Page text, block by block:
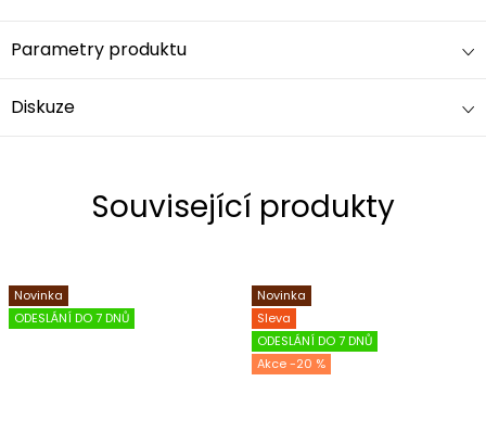
Parametry produktu
Diskuze
Související produkty
Novinka
ODESLÁNÍ DO 7 DNŮ
Novinka
Sleva
ODESLÁNÍ DO 7 DNŮ
-20 %